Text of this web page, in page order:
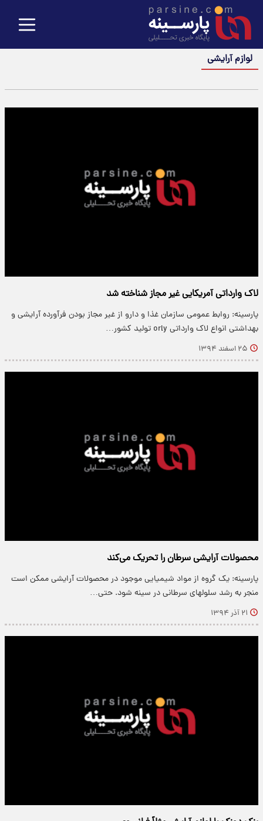
لوازم آرایشی
لاک وارداتی آمریکایی غیر مجاز شناخته شد
پارسینه: روابط عمومی سازمان غذا و دارو از غیر مجاز بودن فرآورده آرایشی و
بهداشتی انواع لاک وارداتی orly تولید کشور…
۲۵ اسفند ۱۳۹۴
محصولات آرایشی سرطان را تحریک می‌کند
پارسینه: یک گروه از مواد شیمیایی موجود در محصولات آرایشی ممکن است
منجر به رشد سلولهای سرطانی در سینه شود. حتی…
۲۱ آذر ۱۳۹۴